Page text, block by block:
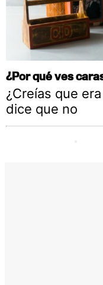
¿Por qué ves
¿Creías que
dice que no